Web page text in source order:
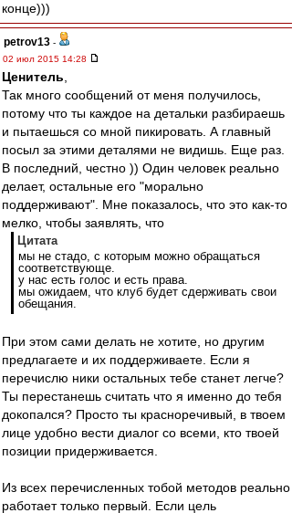
конце)))
petrov13 -
02 июл 2015 14:28
Ценитель
Так много сообщений от меня получилось,
потому что ты каждое на детальки разбираешь
и пытаешься со мной пикировать. А главный
посыл за этими деталями не видишь. Еще раз.
В последний, честно )) Один человек реально
делает, остальные его "морально
поддерживают". Мне показалось, что это как-то
мелко, чтобы заявлять, что
Цитата
мы не стадо, с которым можно обращаться
соответствующе.
у нас есть голос и есть права.
мы ожидаем, что клуб будет сдерживать свои
обещания.
При этом сами делать не хотите, но другим
предлагаете и их поддерживаете. Если я
перечислю ники остальных тебе станет легче?
Ты перестанешь считать что я именно до тебя
докопался? Просто ты красноречивый, в твоем
лице удобно вести диалог со всеми, кто твоей
позиции придерживается.
Из всех перечисленных тобой методов реально
работает только первый. Если цель